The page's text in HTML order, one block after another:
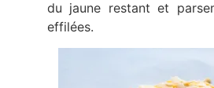
du jaune restant et
effilées.